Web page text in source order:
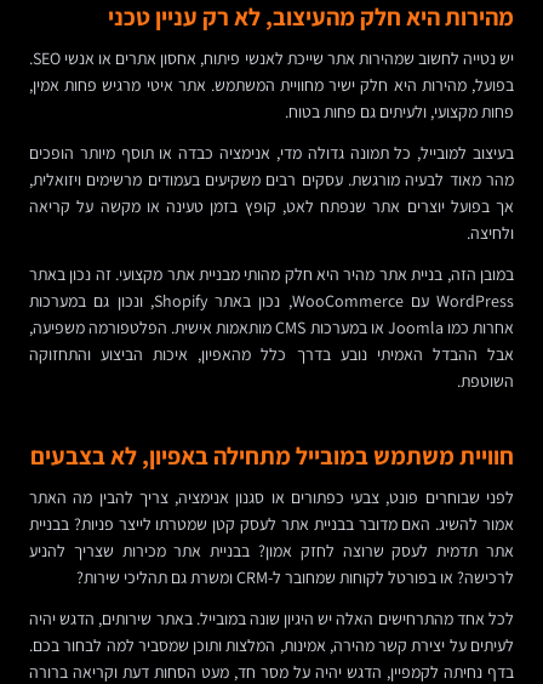
מהירות היא חלק מהעיצוב, לא רק עניין טכני
יש נטייה לחשוב שמהירות אתר שייכת לאנשי פיתוח, אחסון אתרים או אנשי SEO.
בפועל, מהירות היא חלק ישיר מחוויית המשתמש. אתר איטי מרגיש פחות אמין,
פחות מקצועי, ולעיתים גם פחות בטוח.
בעיצוב למובייל, כל תמונה גדולה מדי, אנימציה כבדה או תוסף מיותר הופכים
מהר מאוד לבעיה מורגשת. עסקים רבים משקיעים בעמודים מרשימים ויזואלית,
אך בפועל יוצרים אתר שנפתח לאט, קופץ בזמן טעינה או מקשה על קריאה
ולחיצה.
במובן הזה, בניית אתר מהיר היא חלק מהותי מבניית אתר מקצועי. זה נכון באתר
WordPress עם WooCommerce, נכון באתר Shopify, ונכון גם במערכות
אחרות כמו Joomla או במערכות CMS מותאמות אישית. הפלטפורמה משפיעה,
אבל ההבדל האמיתי נובע בדרך כלל מהאפיון, איכות הביצוע והתחזוקה
השוטפת.
חוויית משתמש במובייל מתחילה באפיון, לא בצבעים
לפני שבוחרים פונט, צבעי כפתורים או סגנון אנימציה, צריך להבין מה האתר
אמור להשיג. האם מדובר בבניית אתר לעסק קטן שמטרתו לייצר פניות? בבניית
אתר תדמית לעסק שרוצה לחזק אמון? בבניית אתר מכירות שצריך להניע
לרכישה? או בפורטל לקוחות שמחובר ל-CRM ומשרת גם תהליכי שירות?
לכל אחד מהתרחישים האלה יש היגיון שונה במובייל. באתר שירותים, הדגש יהיה
לעיתים על יצירת קשר מהירה, אמינות, המלצות ותוכן שמסביר למה לבחור בכם.
בדף נחיתה לקמפיין, הדגש יהיה על מסר חד, מעט הסחות דעת וקריאה ברורה